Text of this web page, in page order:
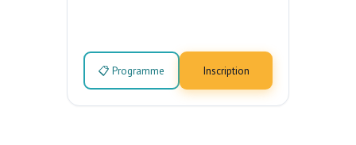
📋 Programme Inscription